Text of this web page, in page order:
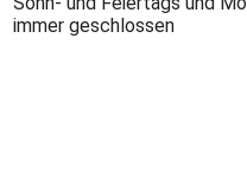
immer geschlossen